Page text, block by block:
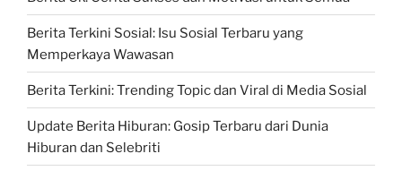
Berita Terkini Sosial: Isu Sosial Terbaru yang
Memperkaya Wawasan
Berita Terkini: Trending Topic dan Viral di Media Sosial
Update Berita Hiburan: Gosip Terbaru dari Dunia
Hiburan dan Selebriti